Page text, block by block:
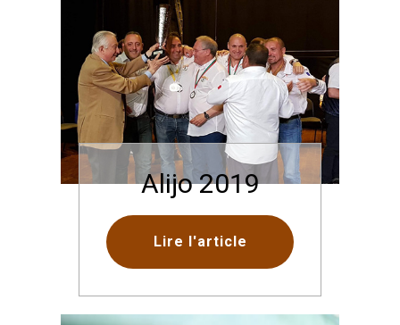
Alijo 2019
Lire l'article